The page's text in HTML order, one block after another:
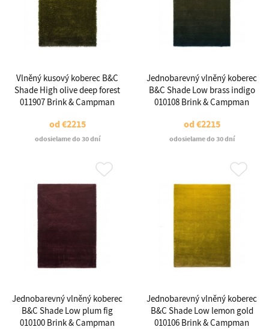
Vlněný kusový koberec B&C
Shade High olive deep forest
011907 Brink & Campman
od€2215
odosielame do 30 dní
Jednobarevný vlněný koberec
B&C Shade Low brass indigo
010108 Brink & Campman
od€2215
odosielame do 30 dní
Jednobarevný vlněný koberec
B&C Shade Low plum fig
010100 Brink & Campman
Jednobarevný vlněný koberec
B&C Shade Low lemon gold
010106 Brink & Campman